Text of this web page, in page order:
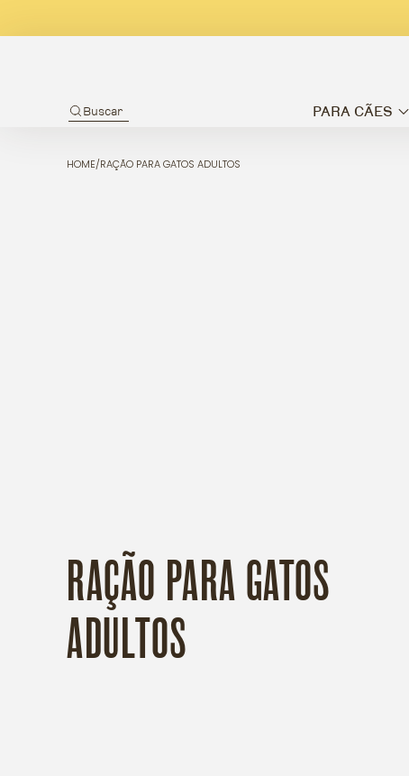
Buscar PARA CÃES
HOME/RAÇÃO PARA GATOS ADULTOS
COLEÇÃO:
RAÇÃO PARA GATOS
ADULTOS